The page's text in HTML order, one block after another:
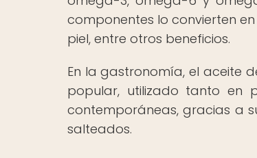
componentes lo convierten
piel, entre otros beneficios.
En la gastronomía, el aceite
popular, utilizado tanto en
contemporáneas, gracias a
salteados.